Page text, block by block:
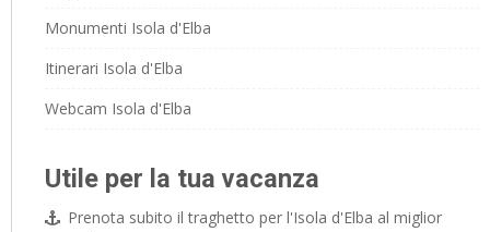
Monumenti Isola d'Elba
Itinerari Isola d'Elba
Webcam Isola d'Elba
Utile per la tua vacanza
Prenota subito il traghetto per l'Isola d'Elba al miglior